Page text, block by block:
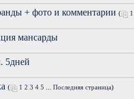
+ фото и комментарии (
1
мансарды
5дней
( 1 2 3 4 5 Последняя страница)